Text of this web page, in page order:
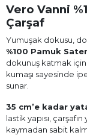
Vero Vanni
Çarşaf
Yumuşak dokusu,
%100 Pamuk
dokunuş katmak için
kumaşı sayesinde
sunar.
35 cm’e kadar
lastik yapısı,
kaymadan sabit